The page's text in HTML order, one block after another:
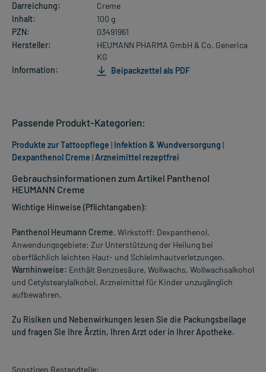
Darreichung:
Creme
Inhalt:
100 g
PZN:
03491961
Hersteller:
HEUMANN PHARMA GmbH & Co. Generica
KG
Information:
Beipackzettel als PDF
Gebrauchsinformationen zum Artikel Panthenol
HEUMANN Creme
Wichtige Hinweise (Pflichtangaben):
Panthenol Heumann Creme. Wirkstoff: Dexpanthenol.
Anwendungsgebiete: Zur Unterstützung der Heilung bei
oberflächlich leichten Haut- und Schleimhautverletzungen.
Warnhinweise: Enthält Benzoesäure, Wollwachs, Wollwachsalkohol
und Cetylstearylalkohol. Arzneimittel für Kinder unzugänglich
aufbewahren.
Zu Risiken und Nebenwirkungen lesen Sie die Packungsbeilage
und fragen Sie Ihre Ärztin, Ihren Arzt oder in Ihrer Apotheke.
Sonstigen Bestandteile:
Passende Produkt-Kategorien:
Produkte zur Tattoopflege | Infektion & Wundversorgung |
Dexpanthenol Creme |Arzneimittel rezeptfrei